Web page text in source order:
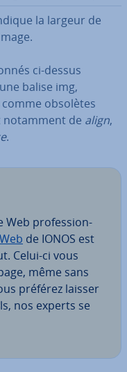
la largeur de
ci-dessus
balise img,
obsolètes
notamment de align,
.
Web pro­fes­sion­
de IONOS est
Celui-ci vous
même sans
préférez laisser
nos experts se